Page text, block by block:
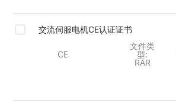
交流伺服电机CE认证证书
CE
文件类
型:
RAR